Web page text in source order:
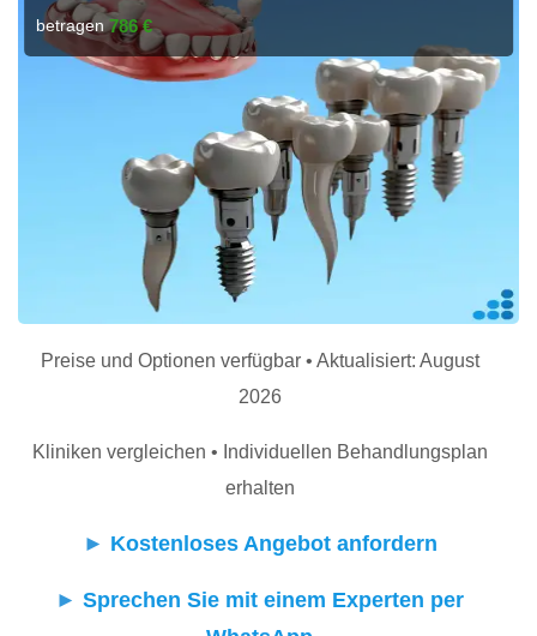
betragen786 €
Preise und Optionen verfügbar • Aktualisiert: August
2026
Kliniken vergleichen • Individuellen Behandlungsplan
erhalten
► Kostenloses Angebot anfordern
► Sprechen Sie mit einem Experten per